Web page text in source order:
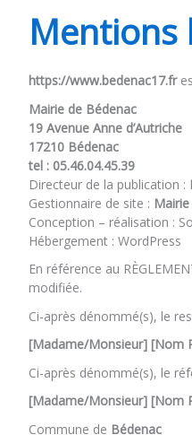
(PAS
DE
TITRE)
Mentions
https://www.bedenac17.fr
Mairie de Bédenac
19 Avenue Anne d’Autriche
17210 Bédenac
tel : 05.46.04.45.39
Directeur de la publication :
Gestionnaire de site :
Conception – réalisation :
Hébergement : WordPress
En référence au
modifiée.
Ci-après dénommé(s), le
[Madame/Monsieur] [Nom
Ci-après dénommé(s), le
[Madame/Monsieur] [Nom
Commune de Bédenac